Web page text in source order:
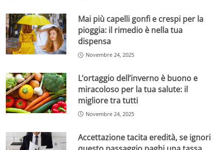
satirico” di grande respiro.Mai più capelli gonfi e crespi per la
pioggia: il rimedio è nella tua
dispensa
Novembre 24, 2025
L’ortaggio dell’inverno è buono e
miracoloso per la tua salute: il
migliore tra tutti
Novembre 24, 2025
Accettazione tacita eredità, se ignori